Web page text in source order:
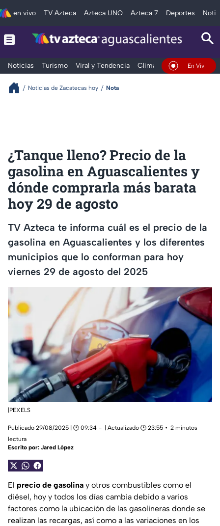
en vivo TV Azteca Azteca UNO Azteca 7 Deportes
Noticias Turismo Viral y Tendencia Clima DeportesEn Vivo
Noticias de Zacatecas hoy Nota
¿Tanque lleno? Precio de la
gasolina en Aguascalientes y
dónde comprarla más barata
hoy 29 de agosto
TV Azteca te informa cuál es el precio de la
gasolina en Aguascalientes y los diferentes
municipios que lo conforman para hoy
viernes 29 de agosto del 2025
|PEXELS
Publicado 29/08/2025 | 🕑 09:34 | Actualizado 🕑 23:55
2 minutos
lectura
Escrito por: Jared López
El precio de gasolina y otros combustibles como el
diésel, hoy y todos los días cambia debido a varios
factores como la ubicación de las gasolineras donde se
realizan las recargas, así como a las variaciones en los